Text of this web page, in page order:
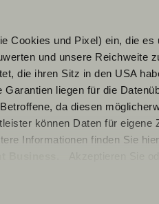
Cookies und Pixel) ein, die es
und unsere Reichweite
die ihren Sitz in den USA
liegen für die
da diesen
können Daten für eigene
Informationen finden Sie
für den Besuch der